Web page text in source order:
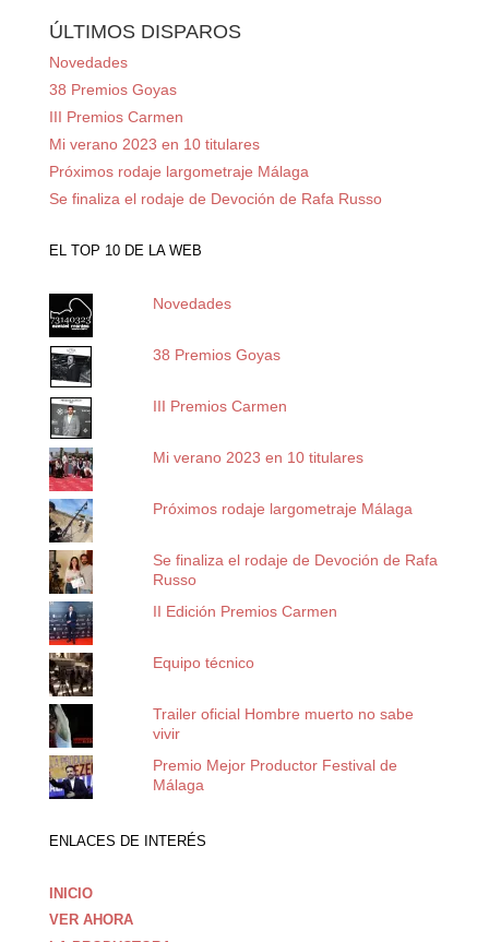
ÚLTIMOS DISPAROS
Novedades
38 Premios Goyas
III Premios Carmen
Mi verano 2023 en 10 titulares
Próximos rodaje largometraje Málaga
Se finaliza el rodaje de Devoción de Rafa Russo
EL TOP 10 DE LA WEB
Novedades
38 Premios Goyas
III Premios Carmen
Mi verano 2023 en 10 titulares
Próximos rodaje largometraje Málaga
Se finaliza el rodaje de Devoción de Rafa
Russo
II Edición Premios Carmen
Equipo técnico
Trailer oficial Hombre muerto no sabe
vivir
Premio Mejor Productor Festival de
Málaga
ENLACES DE INTERÉS
INICIO
VER AHORA